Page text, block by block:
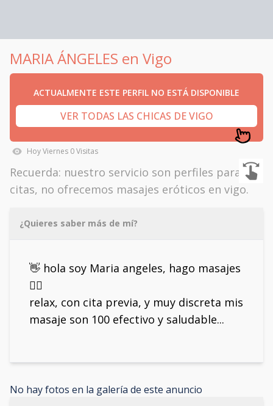
MARIA ÁNGELES en Vigo
ACTUALMENTE ESTE PERFIL NO ESTÁ DISPONIBLE
VER TODAS LAS CHICAS DE VIGO
HoyViernes 0Visitas
Recuerda: nuestro servicio son perfiles para
citas, no ofrecemos masajes eróticos en vigo.
¿Quieres saber más de mí?
👋 hola soy Maria angeles, hago masajes
💆‍♂️
relax, con cita previa, y muy discreta mis
masaje son 100 efectivo y saludable...
No hay fotos en la galería de este anuncio